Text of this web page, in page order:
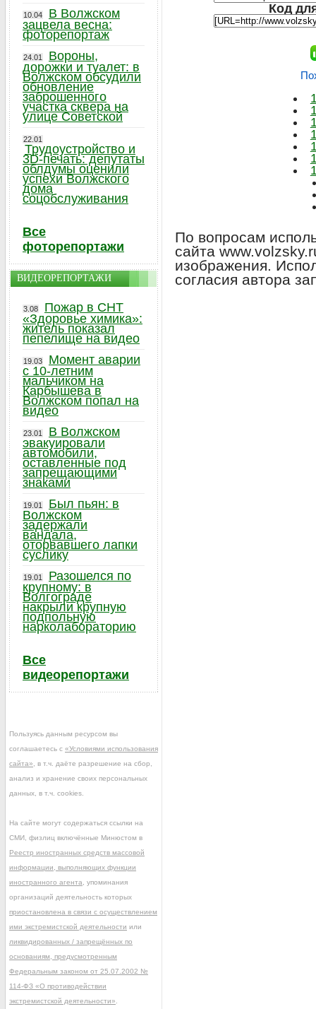
Код
По вопросам
сайта
изображения.
согласия автора
10.04
В Волжском
зацвела весна:
фоторепортаж
24.01
Вороны,
дорожки и туалет: в
Волжском обсудили
обновление
заброшенного
участка сквера на
улице Советской
22.01
Трудоустройство и
3D-печать: депутаты
облдумы оценили
успехи Волжского
дома
соцобслуживания
Все
фоторепортажи
ВИДЕОРЕПОРТАЖИ
3.08
Пожар в СНТ
«Здоровье химика»:
житель показал
пепелище на видео
19.03
Момент аварии
с 10-летним
мальчиком на
Карбышева в
Волжском попал на
видео
23.01
В Волжском
эвакуировали
автомобили,
оставленные под
запрещающими
знаками
19.01
Был пьян: в
Волжском
задержали
вандала,
оторвавшего лапки
суслику
19.01
Разошелся по
крупному: в
Волгограде
накрыли крупную
подпольную
нарколабораторию
Все
видеорепортажи
Пользуясь данным ресурсом вы
соглашаетесь с «Условиями использования
сайта» , в т.ч. даёте разрешение на сбор,
анализ и хранение своих персональных
данных, в т.ч. cookies.
На сайте могут содержаться ссылки на
СМИ, физлиц включённые Минюстом в
Реестр иностранных средств массовой
информации, выполняющих функции
иностранного агента , упоминания
организаций деятельность которых
приостановлена в связи с осуществлением
ими экстремистской деятельности или
ликвидированных / запрещённых по
основаниям, предусмотренным
Федеральным законом от 25.07.2002 №
114-ФЗ «О противодействии
экстремистской деятельности»